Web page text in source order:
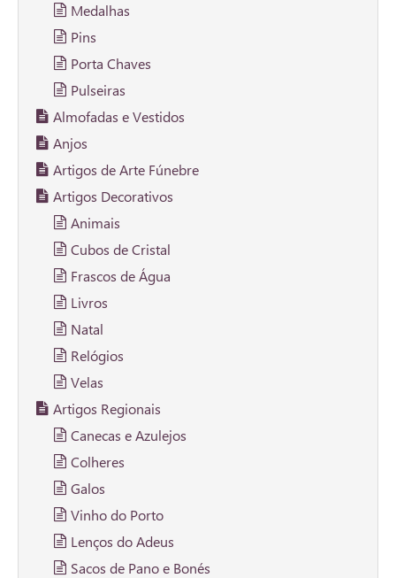
Medalhas
Pins
Porta Chaves
Pulseiras
Almofadas e Vestidos
Anjos
Artigos de Arte Fúnebre
Artigos Decorativos
Animais
Cubos de Cristal
Frascos de Água
Livros
Natal
Relógios
Velas
Artigos Regionais
Canecas e Azulejos
Colheres
Galos
Vinho do Porto
Lenços do Adeus
Sacos de Pano e Bonés